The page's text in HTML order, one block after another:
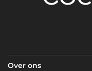
Over ons